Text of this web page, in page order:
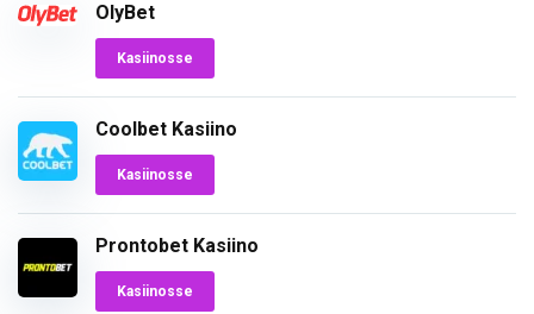
OlyBet
Kasiinosse
Coolbet Kasiino
Kasiinosse
Prontobet Kasiino
Kasiinosse